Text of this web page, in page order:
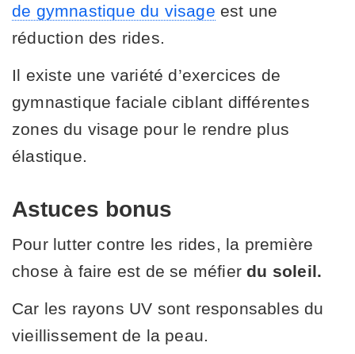
de gymnastique du visage est une
réduction des rides.
Il existe une variété d’exercices de
gymnastique faciale ciblant différentes
zones du visage pour le rendre plus
élastique.
Astuces bonus
Pour lutter contre les rides, la première
chose à faire est de se méfierdu soleil.
Car les rayons UV sont responsables du
vieillissement de la peau.